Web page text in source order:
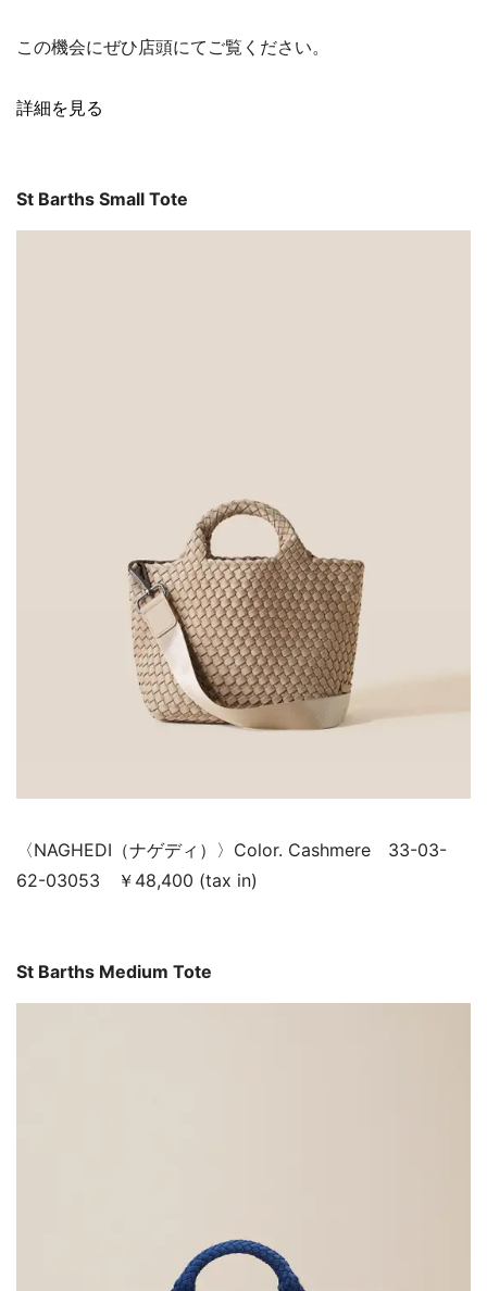
この機会にぜひ店頭にてご覧ください。
詳細を見る
St Barths Small Tote
〈NAGHEDI（ナゲディ）〉Color. Cashmere 33-03-
62-03053 ￥48,400 (tax in)
St Barths Medium Tote